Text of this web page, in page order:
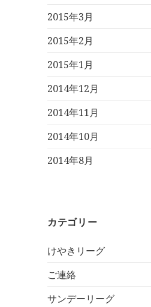
2015年3月
2015年2月
2015年1月
2014年12月
2014年11月
2014年10月
2014年8月
カテゴリー
けやきリーグ
ご連絡
サンデーリーグ